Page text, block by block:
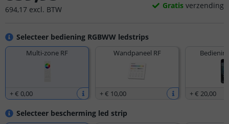
Selecteer bediening RGBWW ledstrips
Multi-zone RF
+€ 0,00
Wandpaneel RF
+€ 10,00 +€ 20,00
Selecteer bescherming led strip
694,17 excl. BTW
Gratis verzending